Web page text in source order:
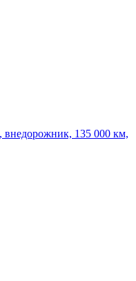
внедорожник, 135 000 км,